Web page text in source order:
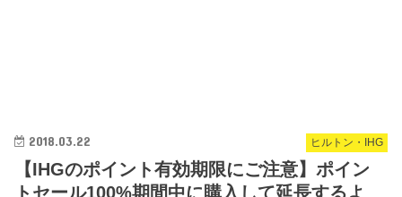
ヒルトン・IHG
2018.03.22
【IHGのポイント有効期限にご注意】ポイン
トセール100%期間中に購入して延長するよ